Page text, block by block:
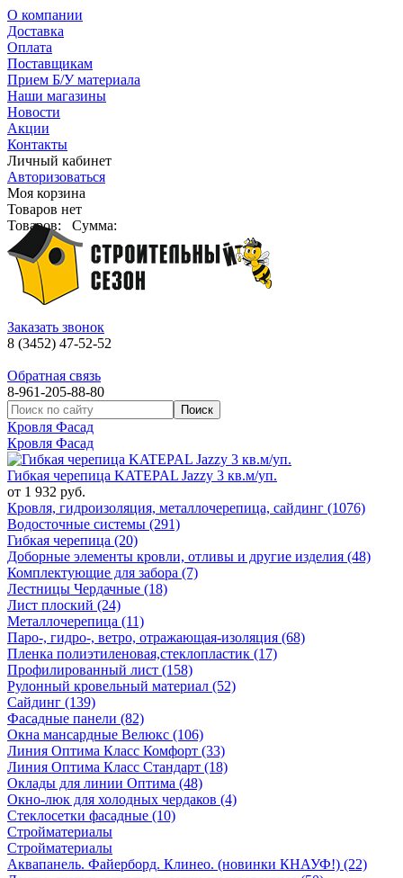
О компании
Доставка
Оплата
Поставщикам
Прием Б/У материала
Наши магазины
Новости
Акции
Контакты
Личный кабинет
Авторизоваться
Моя корзина
Товаров нет
Товаров:
Сумма:
Заказать звонок
8 (3452) 47-52-52
Обратная связь
8-961-205-88-80
Кровля Фасад
Кровля Фасад
Гибкая черепица KATEPAL Jazzy 3 кв.м/уп.
от 1 932 руб.
Кровля, гидроизоляция, металлочерепица, сайдинг (1076)
Водосточные системы (291)
Гибкая черепица (20)
Доборные элементы кровли, отливы и другие изделия (48)
Комплектующие для забора (7)
Лестницы Чердачные (18)
Лист плоский (24)
Металлочерепица (11)
Паро-, гидро-, ветро, отражающая-изоляция (68)
Пленка полиэтиленовая,стеклопластик (17)
Профилированный лист (158)
Рулонный кровельный материал (52)
Сайдинг (139)
Фасадные панели (82)
Окна мансардные Велюкс (106)
Линия Оптима Класс Комфорт (33)
Линия Оптима Класс Стандарт (18)
Оклады для линии Оптима (48)
Окно-люк для холодных чердаков (4)
Стеклосетки фасадные (10)
Стройматериалы
Стройматериалы
Аквапанель. Файерборд. Клинео. (новинки КНАУФ!) (22)